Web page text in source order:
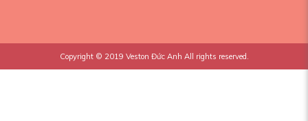
Copyright © 2019 Veston Đức Anh All rights reserved.